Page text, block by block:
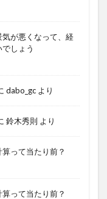
気が悪くなって、経
しょう
dabo_gc より
鈴木秀則 より
って当たり前？
って当たり前？